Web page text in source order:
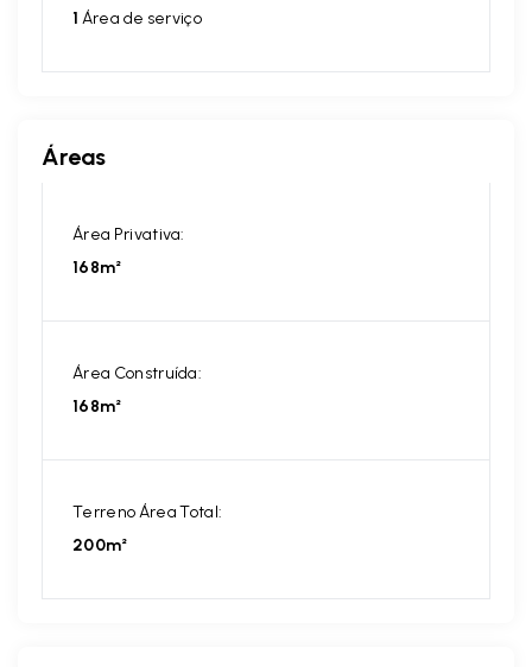
1 Área de serviço
Áreas
Área Privativa:
168m²
Área Construída:
168m²
Terreno Área Total:
200m²